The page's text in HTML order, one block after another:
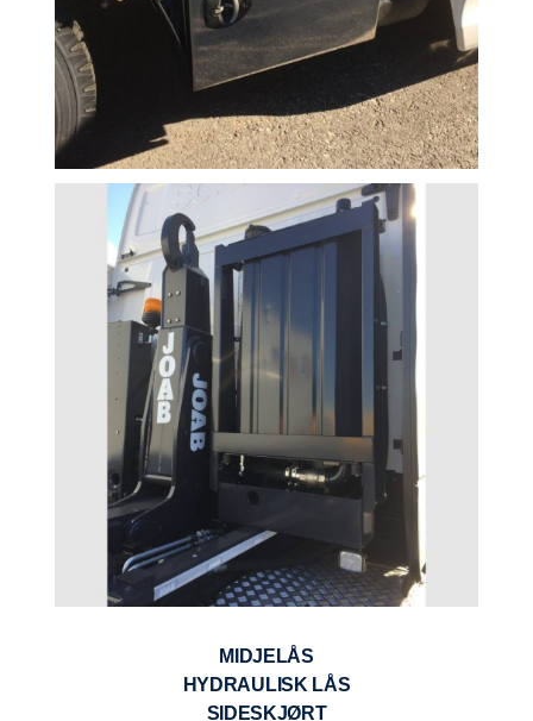
MIDJELÅS
HYDRAULISK LÅS
SIDESKJØRT